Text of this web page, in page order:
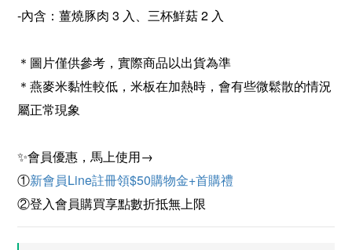
-內含：薑燒豚肉 3 入、三杯鮮菇 2 入
＊圖片僅供參考，實際商品以出貨為準
＊燕麥米黏性較低，米板在加熱時，會有些微鬆散的情況
屬正常現象
✨會員優惠，馬上使用→
①新會員Line註冊領$50購物金+首購禮
②登入會員購買享點數折抵無上限